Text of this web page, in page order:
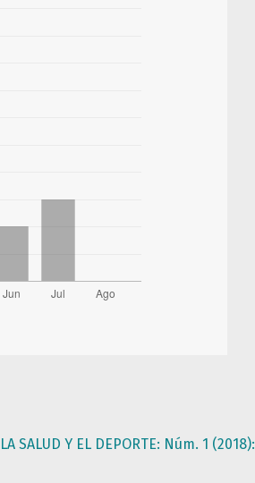
SALUD Y EL DEPORTE: Núm. 1